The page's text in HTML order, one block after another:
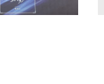
能，助力经